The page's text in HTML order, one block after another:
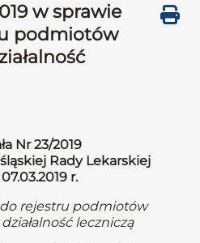
w sprawie
podmiotów
Nr 23/2019
Rady Lekarskiej
r.
rejestru podmiotów
leczniczą